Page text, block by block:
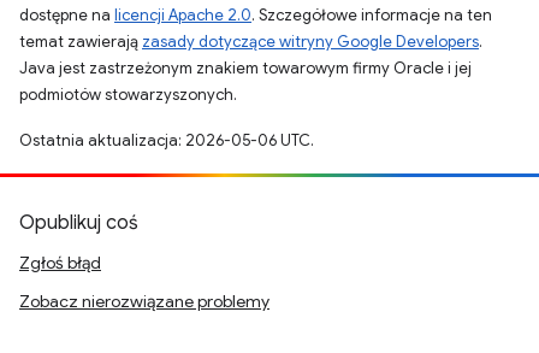
dostępne na licencji Apache 2.0. Szczegółowe informacje na ten
temat zawierają zasady dotyczące witryny Google Developers.
Java jest zastrzeżonym znakiem towarowym firmy Oracle i jej
podmiotów stowarzyszonych.
Ostatnia aktualizacja: 2026-05-06 UTC.
Opublikuj coś
Zgłoś błąd
Zobacz nierozwiązane problemy